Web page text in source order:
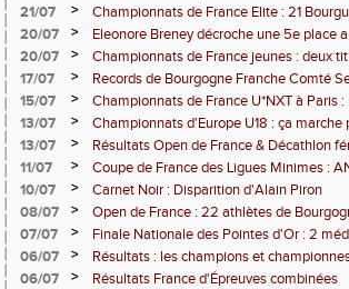
21/07
>
Championnats de France Elite : 21
l'assaut d'Albi
20/07 >
Eleonore Breney décroche une 5e place
d'Europe U18
20/07 >
Championnats de France jeunes : deux
de médailles pour la BFC
17/07 >
Records de Bourgogne Franche Comté
15/07
>
Championnats de France U*NXT à Paris
Comté en force
13/07 >
Championnats d'Europe U18 : ça marche
13/07
>
Résultats Open de France & Décathlon
Bourguignons-Francs-Comtois sur le
11/07 >
Coupe de France des Ligues Minimes :
10/07
>
Carnet Noir : Disparition d'Alain Piron
08/07
>
Open de France : 22 athlètes de
clubs) engagés
07/07 >
Finale Nationale des Pointes d'Or : 2
DUC
06/07 >
Résultats : les champions et
Dijon
06/07 >
Résultats France d'Épreuves combinées